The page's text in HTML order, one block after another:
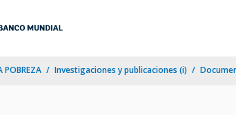
POBREZA Investigaciones y publicaciones (i)